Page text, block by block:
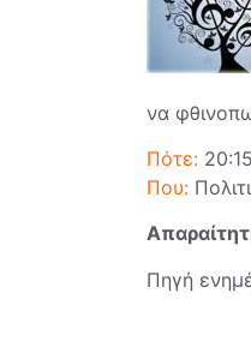
να
Πότε: 20:15
Που:
Πηγή